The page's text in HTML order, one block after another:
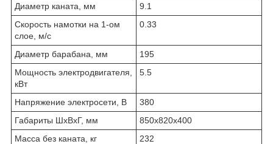
Диаметр каната, мм
9.1
Скорость намотки на 1-ом
слое, м/с
0.33
Диаметр барабана, мм
195
Мощность электродвигателя,
кВт
5.5
Напряжение электросети, В
380
Габариты ШхВхГ, мм
850х820х400
Масса без каната, кг
232